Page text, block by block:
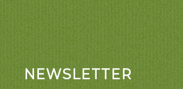
NEWSLETTER